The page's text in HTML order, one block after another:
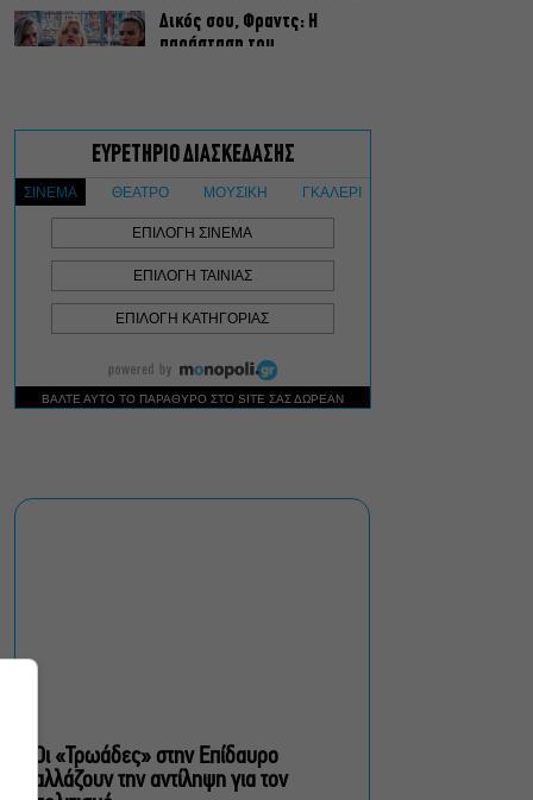
Δικός σου, Φραντς: Η
παράσταση του
τηλεοπτική προβολή η
σειρά φαινόμενο του
Σωτήρη Τσαφούλια
Ρωγμές: Η σόλο
χοροθεατρική
Χριστίνας Κυριαζίδη στο
Δημοτικό Θέατρο Πειραιά
Σπηλιόπουλου στην
Οι «Τρωάδες» στην Επίδαυρο
αλλάζουν την αντίληψη για τον